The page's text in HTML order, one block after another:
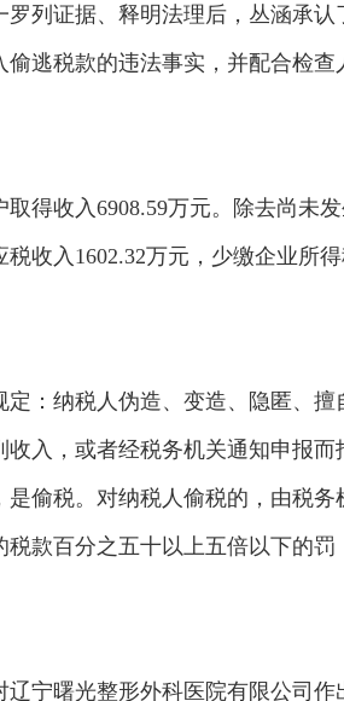
列证据、释明法理后，丛涵承认
逃税款的违法事实，并配合检查
得收入6908.59万元。除去尚未发
收入1602.32万元，少缴企业所
：纳税人伪造、变造、隐匿、擅
入，或者经税务机关通知申报而
偷税。对纳税人偷税的，由税务
款百分之五十以上五倍以下的罚
宁曙光整形外科医院有限公司作